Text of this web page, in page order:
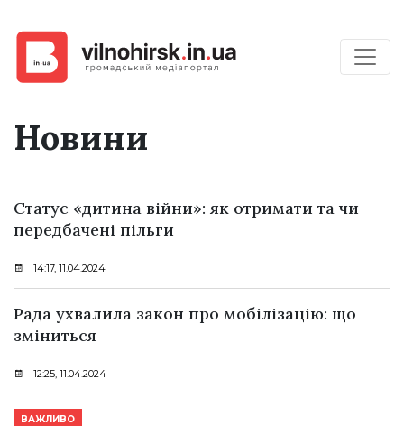
Новини
Статус «дитина війни»: як отримати та чи
передбачені пільги
14:17, 11.04.2024
Рада ухвалила закон про мобілізацію: що
зміниться
12:25, 11.04.2024
ВАЖЛИВО